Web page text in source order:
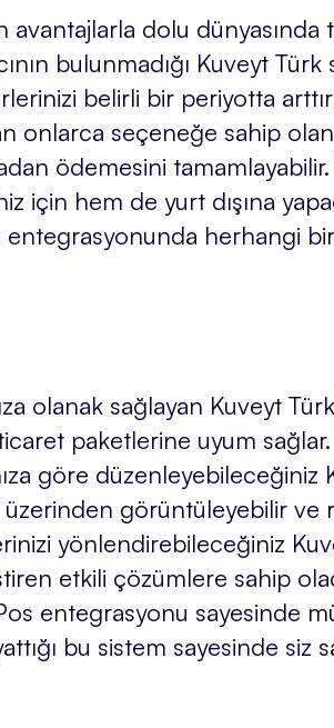
dolu dünyasında
bulunmadığı Kuveyt
belirli bir periyotta
onlarca seçeneğe sahip
ödemesini
için hem de yurt dışına
entegrasyonunda herhangi
olanak sağlayan Kuveyt
paketlerine uyum
göre
görüntüleyebilir ve
yönlendirebileceğiniz
etkili çözümlere sahip
entegrasyonu sayesinde
bu sistem sayesinde